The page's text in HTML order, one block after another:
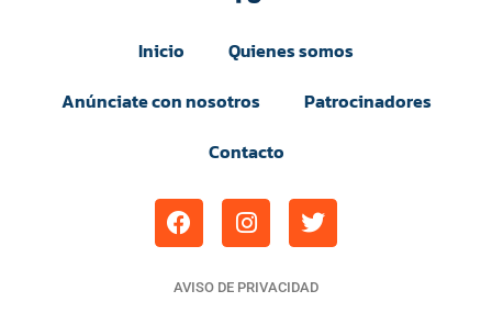
Inicio
Quienes somos
Anúnciate con nosotros
Patrocinadores
Contacto
AVISO DE PRIVACIDAD